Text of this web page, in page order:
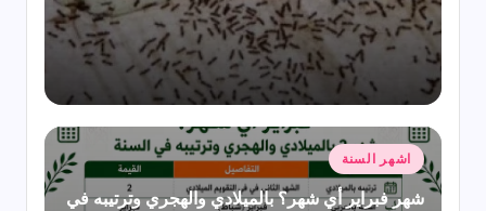
نُشر
في
اشهر السنة
شهر فبراير أي شهر؟ بالميلادي والهجري وترتيبه في